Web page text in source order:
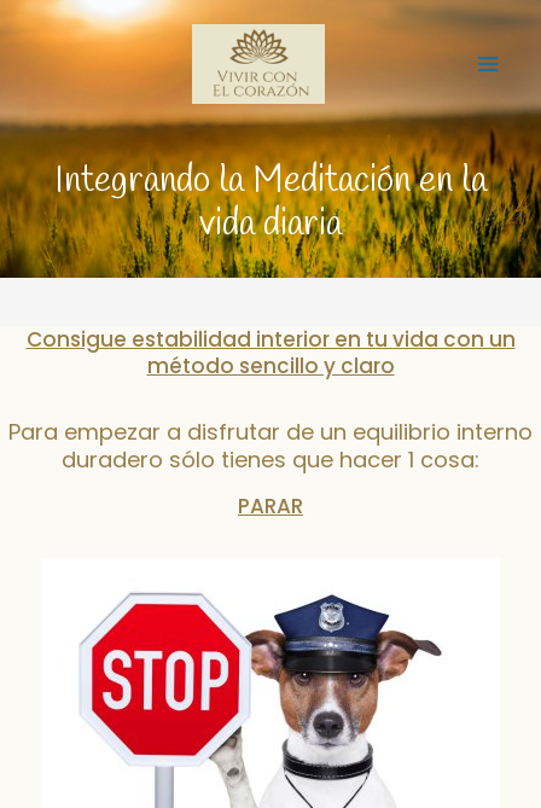
Integrando la Meditación en la
vida diaria
Consigue estabilidad interior en tu vida con un
método sencillo y claro
Para empezar a disfrutar de un equilibrio interno
duradero sólo tienes que hacer 1 cosa:
PARAR